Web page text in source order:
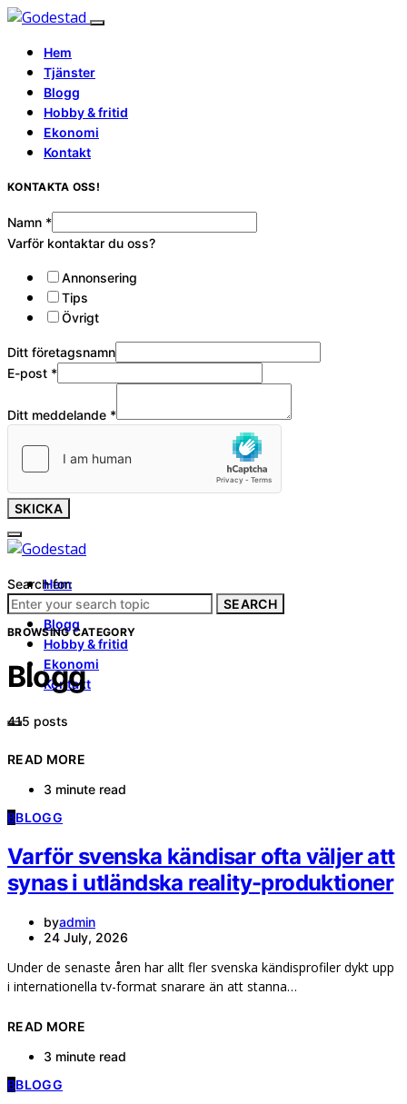
Hem
Tjänster
Blogg
Hobby & fritid
Ekonomi
Kontakt
KONTAKTA OSS!
Namn *
Varför kontaktar du oss?
Annonsering
Tips
Övrigt
Ditt företagsnamn
E-post *
Ditt meddelande *
SKICKA
Hem
Tjänster
Blogg
Hobby & fritid
Ekonomi
Kontakt
Search for:
SEARCH
BROWSING CATEGORY
Blogg
415 posts
READ MORE
3 minute read
BBLOGG
Varför svenska kändisar ofta väljer att
synas i utländska reality-produktioner
byadmin
24 July, 2026
Under de senaste åren har allt fler svenska kändisprofiler dykt upp
i internationella tv-format snarare än att stanna…
READ MORE
3 minute read
BBLOGG